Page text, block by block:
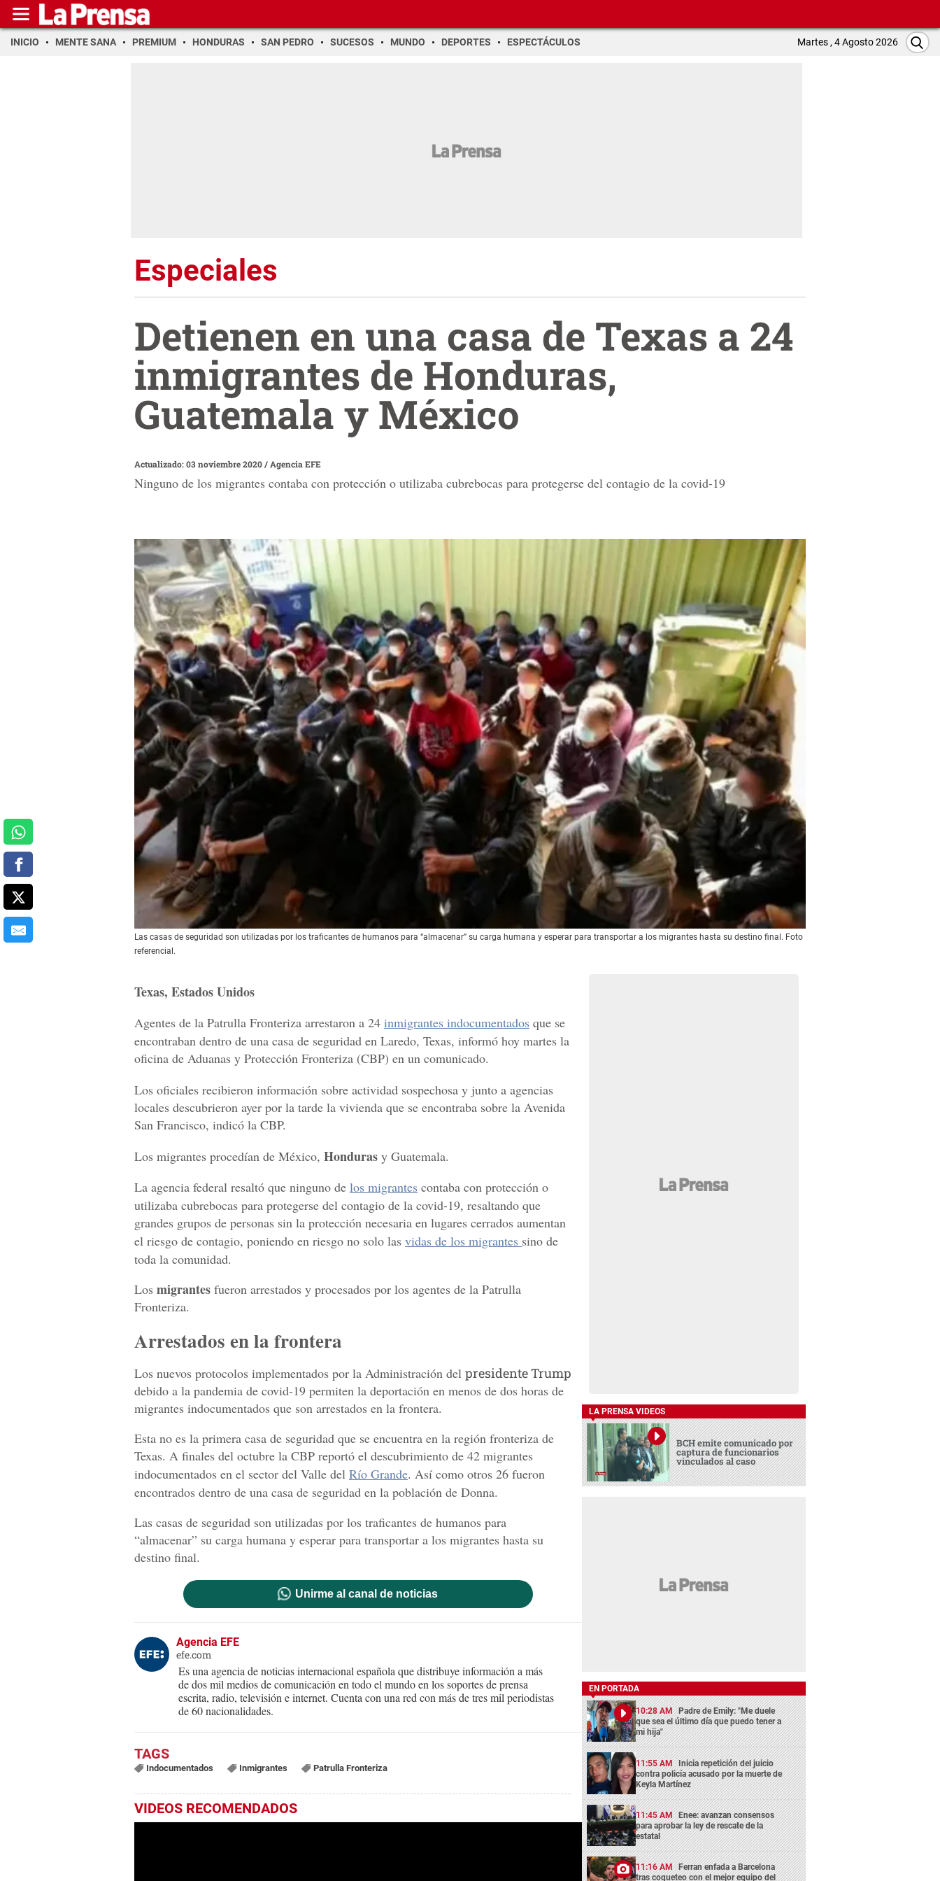
INICIO MENTE SANA PREMIUM HONDURAS SAN PEDRO SUCESOS MUNDO DEPORTES ESPECTÁCULOS Martes , 4 Agosto 2026
Especiales
Detienen en una casa de Texas a 24
inmigrantes de Honduras,
Guatemala y México
Actualizado: 03 noviembre 2020/ Agencia EFE
Ninguno de los migrantes contaba con protección o utilizaba cubrebocas para protegerse del contagio de la covid-19
Las casas de seguridad son utilizadas por los traficantes de humanos para “almacenar” su carga humana y esperar para transportar a los migrantes hasta su destino final. Foto
referencial.
Texas, Estados Unidos
Agentes de la Patrulla Fronteriza arrestaron a 24 inmigrantes indocumentados que se
encontraban dentro de una casa de seguridad en Laredo, Texas, informó hoy martes la
oficina de Aduanas y Protección Fronteriza (CBP) en un comunicado.
Los oficiales recibieron información sobre actividad sospechosa y junto a agencias
locales descubrieron ayer por la tarde la vivienda que se encontraba sobre la Avenida
San Francisco, indicó la CBP.
Los migrantes procedían de México, Honduras y Guatemala.
La agencia federal resaltó que ninguno de los migrantes contaba con protección o
utilizaba cubrebocas para protegerse del contagio de la covid-19, resaltando que
grandes grupos de personas sin la protección necesaria en lugares cerrados aumentan
el riesgo de contagio, poniendo en riesgo no solo las vidas de los migrantes sino de
toda la comunidad.
Los migrantes fueron arrestados y procesados por los agentes de la Patrulla
Fronteriza.
Arrestados en la frontera
Los nuevos protocolos implementados por la Administración del presidente Trump
debido a la pandemia de covid-19 permiten la deportación en menos de dos horas de
migrantes indocumentados que son arrestados en la frontera.
Esta no es la primera casa de seguridad que se encuentra en la región fronteriza de
Texas. A finales del octubre la CBP reportó el descubrimiento de 42 migrantes
indocumentados en el sector del Valle del Río Grande. Así como otros 26 fueron
encontrados dentro de una casa de seguridad en la población de Donna.
Las casas de seguridad son utilizadas por los traficantes de humanos para
“almacenar” su carga humana y esperar para transportar a los migrantes hasta su
destino final.
Unirme al canal de noticias
Agencia EFE
efe.com
Es una agencia de noticias internacional española que distribuye información a más
de dos mil medios de comunicación en todo el mundo en los soportes de prensa
escrita, radio, televisión e internet. Cuenta con una red con más de tres mil periodistas
de 60 nacionalidades.
Indocumentados Inmigrantes Patrulla Fronteriza
VIDEOS RECOMENDADOS
LA PRENSA VIDEOS
BCH emite comunicado por
captura de funcionarios
vinculados al caso
EN PORTADA
10:28 AM Padre de Emily: "Me duele
que sea el último día que puedo tener a
mi hija"
11:55 AM Inicia repetición del juicio
contra policía acusado por la muerte de
Keyla Martínez
11:45 AM Enee: avanzan consensos
para aprobar la ley de rescate de la
estatal
11:16 AM Ferran enfada a Barcelona
tras coqueteo con el mejor equipo del